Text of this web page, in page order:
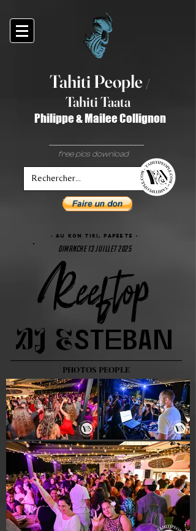
Tahiti People /
Tahiti Taata
Philippe & Mailee Collignon
free pics download
- Au KON TIKI, papeete -
dimanche 13 juillet 2025
Reeftop
DJ Esteban
PHOTOS PEOPLE